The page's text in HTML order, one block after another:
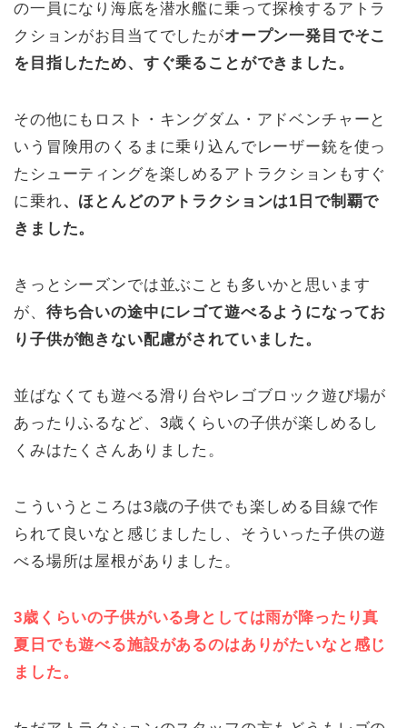
の一員になり海底を潜水艦に乗って探検するアトラ
クションがお目当てでしたがオープン一発目でそこ
を目指したため、すぐ乗ることができました。
その他にもロスト・キングダム・アドベンチャーと
いう冒険用のくるまに乗り込んでレーザー銃を使っ
たシューティングを楽しめるアトラクションもすぐ
に乗れ、ほとんどのアトラクションは1日で制覇で
きました。
きっとシーズンでは並ぶことも多いかと思います
が、 待ち合いの途中にレゴて遊べるようになってお
り子供が飽きない配慮がされていました。
並ばなくても遊べる滑り台やレゴブロック遊び場が
あったりふるなど、3歳くらいの子供が楽しめるし
くみはたくさんありました。
こういうところは3歳の子供でも楽しめる目線で作
られて良いなと感じましたし、そういった子供の遊
べる場所は屋根がありました。
3歳くらいの子供がいる身としては雨が降ったり真
夏日でも遊べる施設があるのはありがたいなと感じ
ました。